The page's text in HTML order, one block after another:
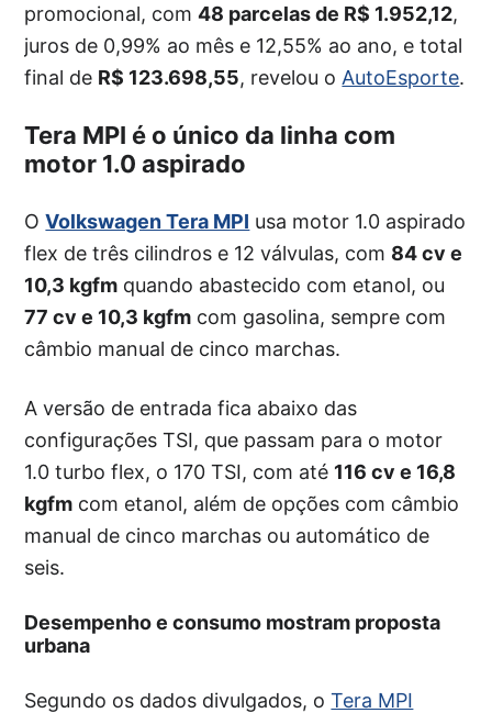
promocional, com48 parcelas de R$ 1.952,12,
juros de 0,99% ao mês e 12,55% ao ano, e total
final de R$ 123.698,55, revelou o AutoEsporte.
Tera MPI é o único da linha com
motor 1.0 aspirado
OVolkswagen Tera MPI usa motor 1.0 aspirado
flex de três cilindros e 12 válvulas, com 84 cv e
10,3 kgfm quando abastecido com etanol, ou
77 cv e 10,3 kgfm com gasolina, sempre com
câmbio manual de cinco marchas.
A versão de entrada fica abaixo das
configurações TSI, que passam para o motor
1.0 turbo flex, o 170 TSI, com até 116 cv e 16,8
kgfm com etanol, além de opções com câmbio
manual de cinco marchas ou automático de
seis.
Desempenho e consumo mostram proposta
urbana
Segundo os dados divulgados, oTera MPI